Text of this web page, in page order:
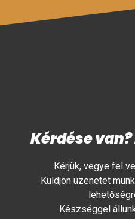
Kérdése
Kérjük, vegye fel
Küldjön üzenetet
Készséggel